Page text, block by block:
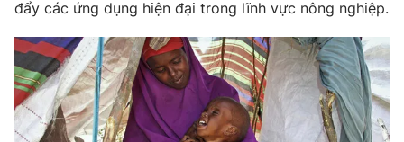
Sản phẩm
Thị trường
Tư vấn
Lịch phát sóng
Chuyên mục khác
đẩy các ứng dụng hiện đại trong lĩnh vực nông nghiệp.